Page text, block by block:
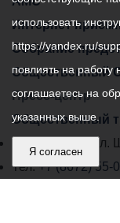
Интернет
Собрание
Общественный
Пресс-центр
Общественный
Владикавказ,
Тел:+7 (8672) 55-
использовать
https://yandex.ru/
повлиять на работу
соглашаетесь на
указанных выше.
Я согласен